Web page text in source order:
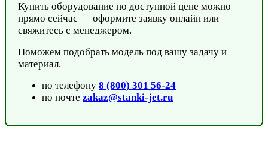
Купить оборудование по доступной цене можно
прямо сейчас — оформите заявку онлайн или
свяжитесь с менеджером.
Поможем подобрать модель под вашу задачу и
материал.
по телефону 8 (800) 301 56-24
по почте zakaz@stanki-jet.ru